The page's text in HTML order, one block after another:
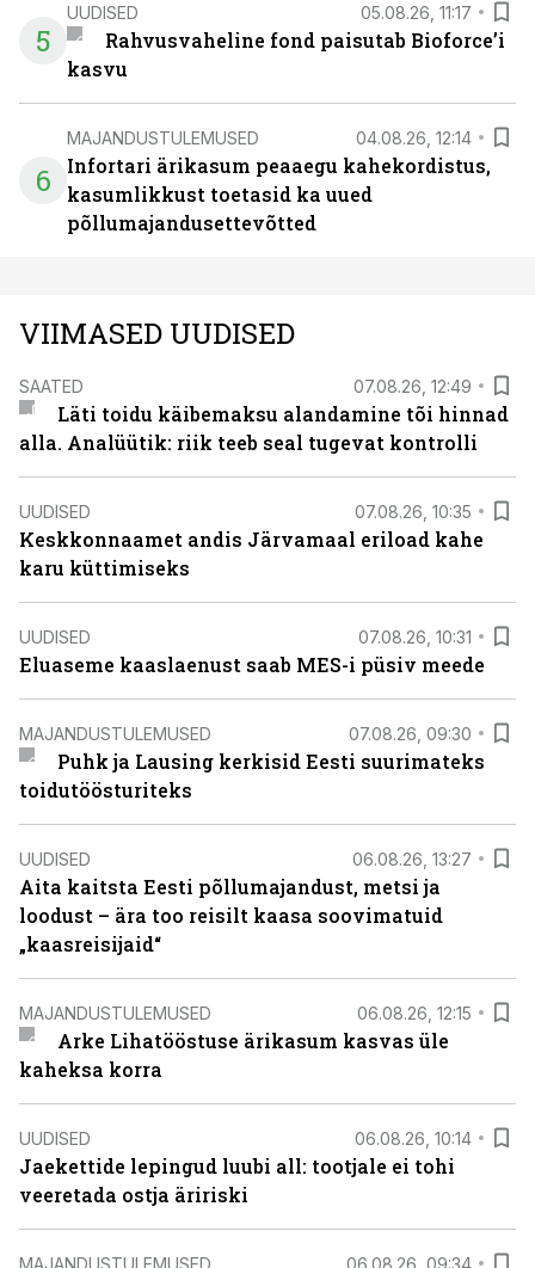
5
UUDISED 05.08.26, 11:17
Rahvusvaheline fond paisutab Bioforce’i
kasvu
6
MAJANDUSTULEMUSED 04.08.26, 12:14
Infortari ärikasum peaaegu kahekordistus,
kasumlikkust toetasid ka uued
põllumajandusettevõtted
VIIMASED UUDISED
SAATED 07.08.26, 12:49
Läti toidu käibemaksu alandamine tõi hinnad
alla. Analüütik: riik teeb seal tugevat kontrolli
UUDISED 07.08.26, 10:35
Keskkonnaamet andis Järvamaal eriload kahe
karu küttimiseks
UUDISED 07.08.26, 10:31
Eluaseme kaaslaenust saab MES-i püsiv meede
MAJANDUSTULEMUSED 07.08.26, 09:30
Puhk ja Lausing kerkisid Eesti suurimateks
toidutöösturiteks
UUDISED 06.08.26, 13:27
Aita kaitsta Eesti põllumajandust, metsi ja
loodust – ära too reisilt kaasa soovimatuid
„kaasreisijaid“
MAJANDUSTULEMUSED 06.08.26, 12:15
Arke Lihatööstuse ärikasum kasvas üle
kaheksa korra
UUDISED 06.08.26, 10:14
Jaekettide lepingud luubi all: tootjale ei tohi
veeretada ostja äririski
MAJANDUSTULEMUSED 06.08.26, 09:34